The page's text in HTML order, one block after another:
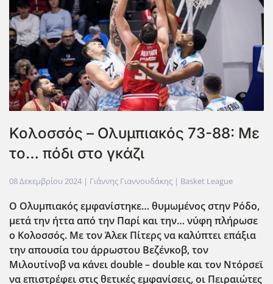
Κολοσσός – Ολυμπιακός 73-88: Με
το… πόδι στο γκάζι
08 Δεκεμβρίου 2024 | Γιάννης Γιαννουδάκης | Basket League
Ο Ολυμπιακός εμφανίστηκε… θυμωμένος στην Ρόδο,
μετά την ήττα από την Παρί και την… νύφη πλήρωσε
ο Κολοσσός. Με τον Άλεκ Πίτερς να καλύπτει επάξια
την απουσία του άρρωστου Βεζένκοβ, τον
Μιλουτίνοβ να κάνει double– double και τον Ντόρσεϊ
να επιστρέφει στις θετικές εμφανίσεις, οι Πειραιώτες